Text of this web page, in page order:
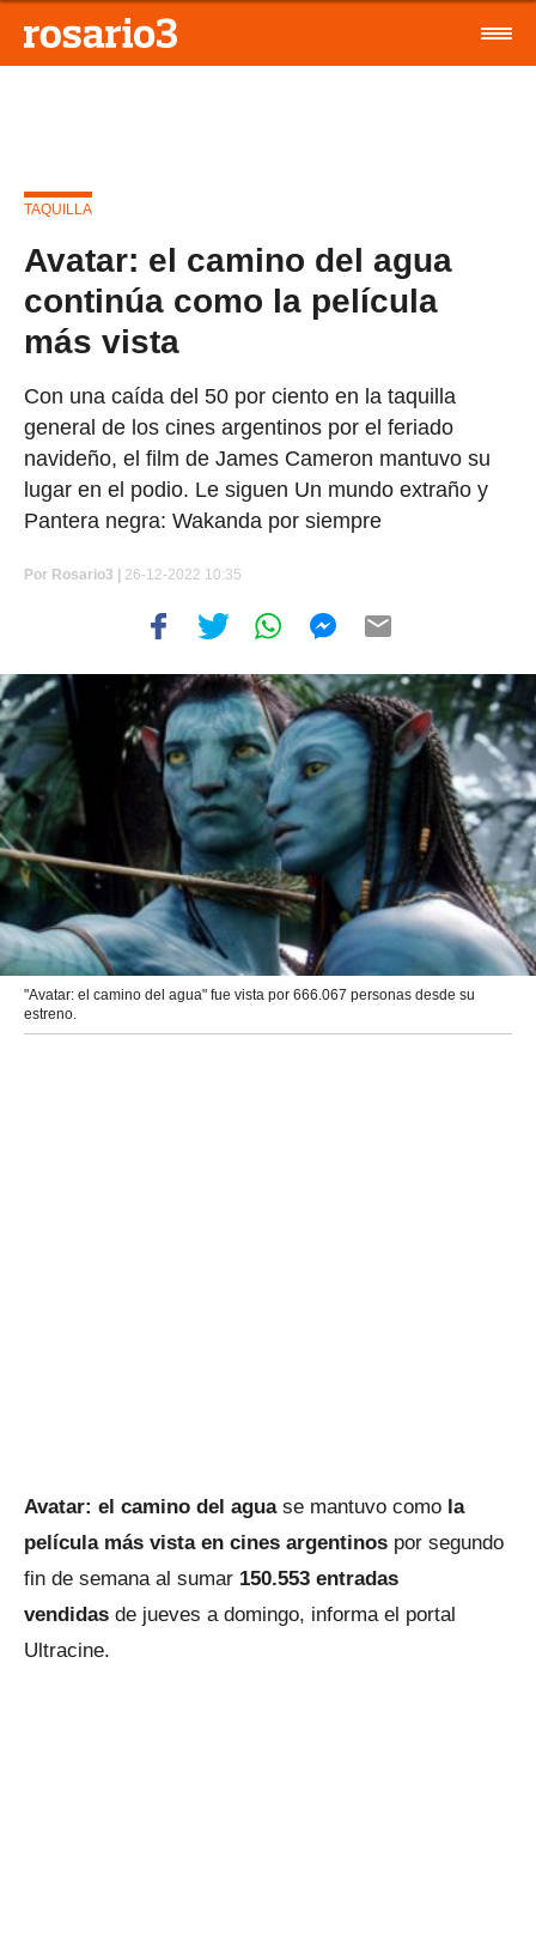
TAQUILLA
Avatar: el camino del agua
continúa como la película
más vista
Con una caída del 50 por ciento en la taquilla
general de los cines argentinos por el feriado
navideño, el film de James Cameron mantuvo su
lugar en el podio. Le siguen Un mundo extraño y
Pantera negra: Wakanda por siempre
Por Rosario3 | 26-12-2022 10:35
"Avatar: el camino del agua" fue vista por 666.067 personas desde su
estreno.
Avatar: el camino del aguase mantuvo como la
película más vista en cines argentinos por segundo
fin de semana al sumar 150.553 entradas
vendidas de jueves a domingo, informa el portal
Ultracine.